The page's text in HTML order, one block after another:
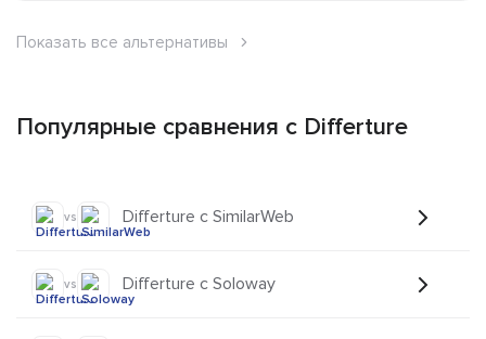
Показать все альтернативы
Популярные сравнения с Differture
vs Differture с SimilarWeb
vs Differture с Soloway